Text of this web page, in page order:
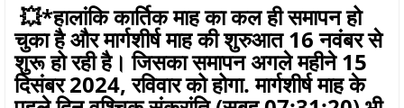
💥*हालांकि कार्तिक माह का कल ही समापन हो
चुका है और मार्गशीर्ष माह की शुरुआत 16 नवंबर से
शुरू हो रही है। जिसका समापन अगले महीने 15
दिसंबर 2024, रविवार को होगा. मार्गशीर्ष माह के